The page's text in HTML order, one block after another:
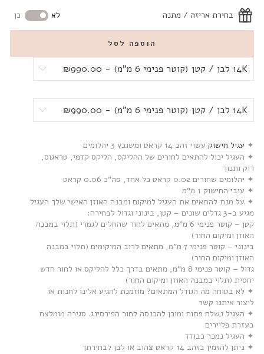
בחירת אריזה / מתנה לא כן
הוספה לסל
✦ עגיל חישוק עשוי זהב 14 קראט ומשובץ 3 יהלומים
✦ העגיל יכול להתאים לחורים של ההליקס, הליקס קדמי, טראגוס,
רוק ותנוך
✦ יהלומים שחורים 0.02 קראט כל אחד, סה”כ 0.06 קראט
✦ עובי החישוק 1 מ”מ
✦ על מנת להתאים את העגיל למיקום ומבנה האוזן האישי שלך העגיל
מגיע ב-3 גדלים שונים – קטן, בינוני וגדול לבחירה:
קטן – קוטר פנימי 6 מ”מ, מתאים לחור שהחלים לגמרי (תלוי במבנה
האוזן ומיקום החור)
בינוני – קוטר פנימי 7 מ”מ, מתאים לרוב המיקומים (תלוי במבנה
האוזן ומיקום החור)
גדול – קוטר פנימי 8 מ”מ, מתאים בדרך כלל להליקס או לחור חדש
יחסית (תלוי במבנה האוזן ומיקום החור)
✦ לא בטוחה מה הגודל המתאים? מוזמנת להגיע אלינו לחנות או
ליצור איתנו קשר
✦ העגיל נשלח פתוח ומוכן להכנסה לחור הפירסינג. סגירה מומלצת
בעזרת פליירים
✦ העגיל נמכר כבודד
✦ ניתן להזמין בזהב 14 קראט צהוב או לבן לבחירתך